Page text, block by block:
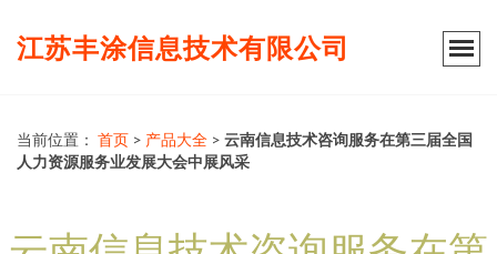
江苏丰涂信息技术有限公司
当前位置： 首页 > 产品大全 > 云南信息技术咨询服务在第三届全国
人力资源服务业发展大会中展风采